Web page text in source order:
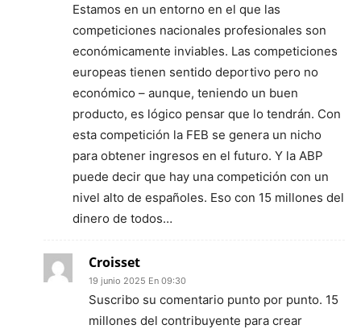
Estamos en un entorno en el que las
competiciones nacionales profesionales son
económicamente inviables. Las competiciones
europeas tienen sentido deportivo pero no
económico – aunque, teniendo un buen
producto, es lógico pensar que lo tendrán. Con
esta competición la FEB se genera un nicho
para obtener ingresos en el futuro. Y la ABP
puede decir que hay una competición con un
nivel alto de españoles. Eso con 15 millones del
dinero de todos…
Croisset
19 junio 2025 En 09:30
Suscribo su comentario punto por punto. 15
millones del contribuyente para crear